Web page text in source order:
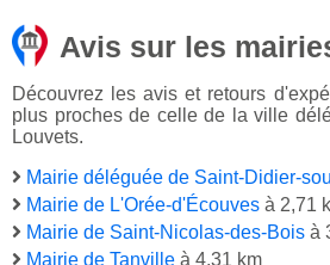
Avis sur les
Découvrez les avis et retours
plus proches de celle de la ville
Louvets.
Mairie déléguée de Saint-Didier-
Mairie de L'Orée-d'Écouves à 2,71
Mairie de Saint-Nicolas-des-Bois à
Mairie de Tanville à 4,31 km